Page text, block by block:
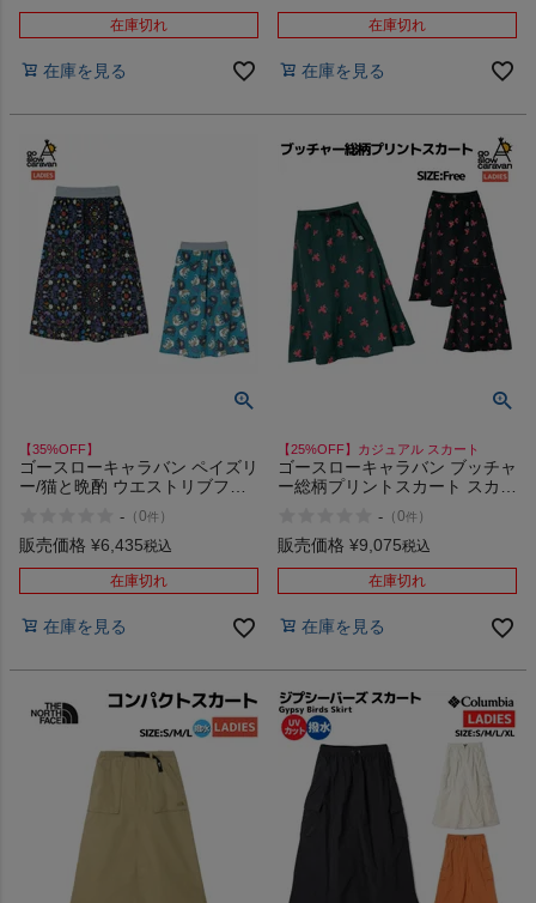
在庫切れ
在庫を見る
在庫切れ
在庫を見る
【35%OFF】
ゴースローキャラバン ペイズリ
ー/猫と晩酌 ウエストリブフレ
Paisley/Cat and Drink Waist Rib
Flare Skirt アウトレット セール
- （0件 ）
販売価格 ¥6,435税込
在庫切れ
在庫を見る
【25%OFF】カジュアル スカート
ゴースローキャラバン ブッチャ
ー総柄プリントスカート スカー
能 柄 go slow caravan
- （0件 ）
販売価格 ¥9,075税込
在庫切れ
在庫を見る